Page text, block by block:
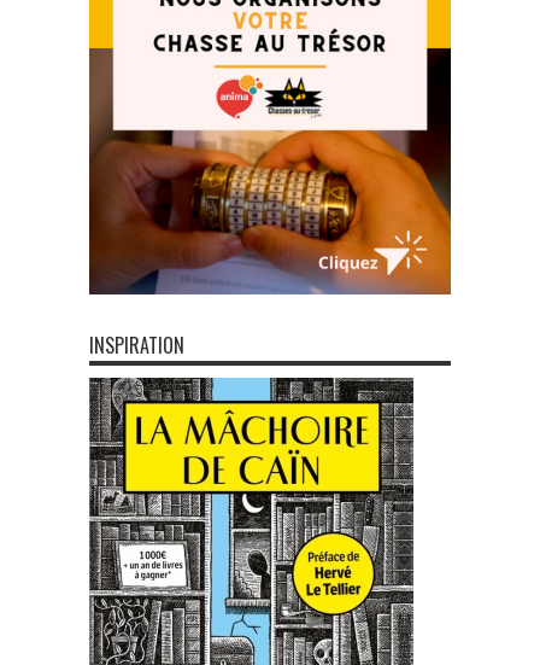
INSPIRATION